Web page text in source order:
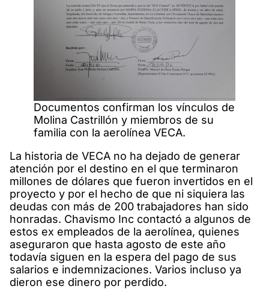
Documentos confirman los vínculos de
Molina Castrillón y miembros de su
familia con la aerolínea VECA.
La historia de VECA no ha dejado de generar
atención por el destino en el que terminaron
millones de dólares que fueron invertidos en el
proyecto y por el hecho de que ni siquiera las
deudas con más de 200 trabajadores han sido
honradas. Chavismo Inc contactó a algunos de
estos ex empleados de la aerolínea, quienes
aseguraron que hasta agosto de este año
todavía siguen en la espera del pago de sus
salarios e indemnizaciones. Varios incluso ya
dieron ese dinero por perdido.